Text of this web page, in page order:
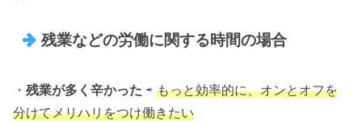
残業などの労働に関する時間の場合
・ 残業が多く辛かった ⇨ もっと効率的に、オンとオフを
分けてメリハリをつけ働きたい